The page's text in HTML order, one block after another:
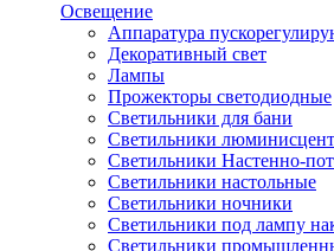
Освещение
Аппаратура
Декоративный свет
Лампы
Прожекторы светодиодные
Светильники для бани
Светильники
Светильники Настенно-
Светильники настольные
Светильники ночники
Светильники под лампу
Светильники